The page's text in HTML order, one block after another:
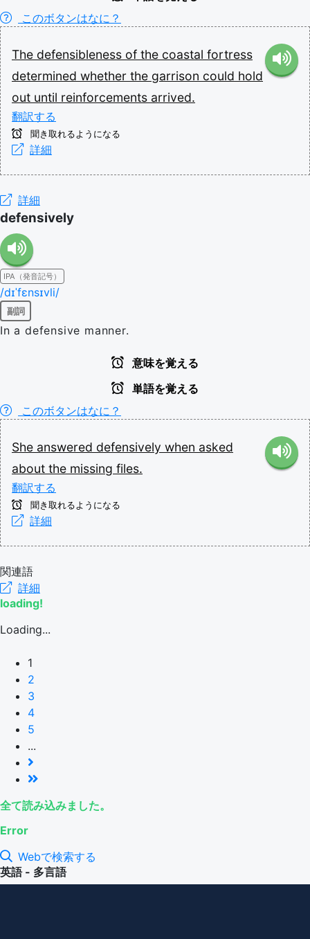
このボタンはなに？
The defensibleness of the coastal fortress
determined whether the garrison could hold
out until reinforcements arrived.
翻訳する
聞き取れるようになる
詳細
詳細
defensively
IPA（発音記号）
/dɪˈfɛnsɪvli/
副詞
In a defensive manner.
意味を覚える
単語を覚える
このボタンはなに？
She answered defensively when asked
about the missing files.
翻訳する
聞き取れるようになる
詳細
関連語
詳細
loading!
Loading...
1
2
3
4
5
...
全て読み込みました。
Error
Webで検索する
英語 - 多言語